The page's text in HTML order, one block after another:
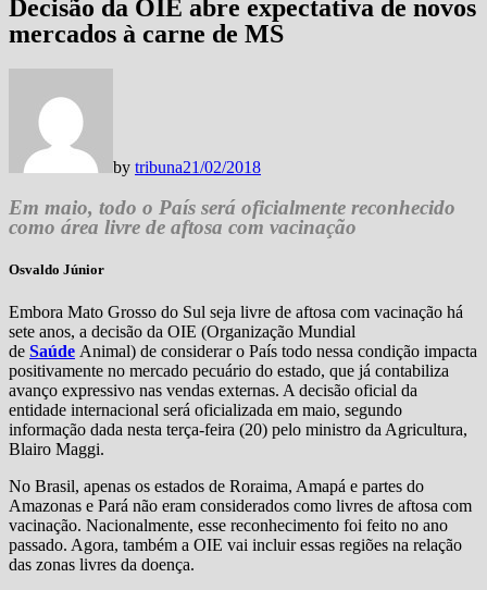
Decisão da OIE abre expectativa de novos
mercados à carne de MS
by tribuna21/02/2018
Em maio, todo o País será oficialmente reconhecido
como área livre de aftosa com vacinação
Osvaldo Júnior
Embora Mato Grosso do Sul seja livre de aftosa com vacinação há
sete anos, a decisão da OIE (Organização Mundial
de Saúde Animal) de considerar o País todo nessa condição impacta
positivamente no mercado pecuário do estado, que já contabiliza
avanço expressivo nas vendas externas. A decisão oficial da
entidade internacional será oficializada em maio, segundo
informação dada nesta terça-feira (20) pelo ministro da Agricultura,
Blairo Maggi.
No Brasil, apenas os estados de Roraima, Amapá e partes do
Amazonas e Pará não eram considerados como livres de aftosa com
vacinação. Nacionalmente, esse reconhecimento foi feito no ano
passado. Agora, também a OIE vai incluir essas regiões na relação
das zonas livres da doença.